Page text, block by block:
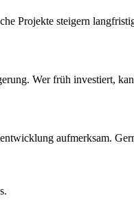
Projekte steigern
Wer früh investiert,
aufmerksam.